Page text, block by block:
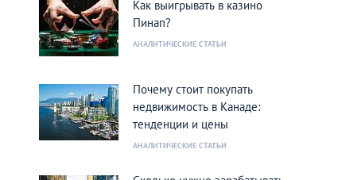
Как выигрывать в казино
Пинап?
АНАЛИТИЧЕСКИЕ СТАТЬИ
Почему стоит покупать
недвижимость в Канаде:
тенденции и цены
АНАЛИТИЧЕСКИЕ СТАТЬИ